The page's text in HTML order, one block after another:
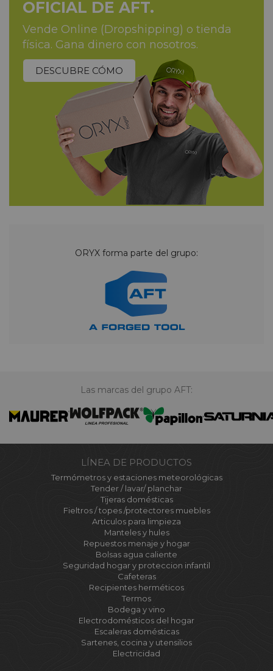
OFICIAL DE AFT.
Vende Online (Dropshipping) o tienda
física. Gana dinero con nosotros.
DESCUBRE CÓMO
ORYX forma parte del grupo:
Las marcas del grupo AFT:
LÍNEA DE PRODUCTOS
Termómetros y estaciones meteorológicas
Tender / lavar/ planchar
Tijeras domésticas
Fieltros / topes /protectores muebles
Articulos para limpieza
Manteles y hules
Repuestos menaje y hogar
Bolsas agua caliente
Seguridad hogar y proteccion infantil
Cafeteras
Recipientes herméticos
Termos
Bodega y vino
Electrodomésticos del hogar
Escaleras domésticas
Sartenes, cocina y utensilios
Electricidad